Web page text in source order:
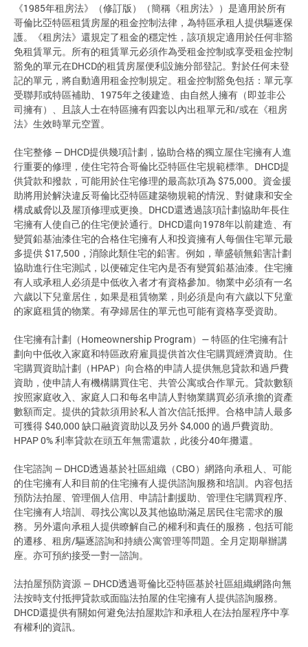
《1985年租房法》（修訂版）（簡稱《租房法》）是適用於所有
哥倫比亞特區租賃房屋的租金控制法律，為特區承租人提供驅逐保
護。《租房法》還規定了租金的穩定性，該項規定適用於任何非豁
免租賃單元。所有的租賃單元必須作為受租金控制或享受租金控制
豁免的單元在DHCD的租賃房屋便利設施分部登記。對於任何未登
記的單元，將自動適用租金控制規定。租金控制豁免包括：單元享
受聯邦或特區補助、1975年之後建造、由自然人擁有（即並非公
司擁有）、且該人士在特區擁有四套以內出租單元和/或在《租房
法》生效時單元空置。
住宅整修 — DHCD提供幾項計劃，協助合格的獨立屋住宅擁有人進
行重要的修理，使住宅符合哥倫比亞特區住宅規範標準。DHCD提
供貸款和撥款，可能用於住宅修理的最高款項為 $75,000。資金援
助將用於解決違反哥倫比亞特區建築物規範的情況、對健康和安全
構成威脅以及屋頂修理或更換。DHCD還透過該項計劃協助年長住
宅擁有人使自己的住宅便於通行。DHCD還向1978年以前建造、有
變質鉛基油漆住宅的合格住宅擁有人和投資擁有人每個住宅單元最
多提供 $17,500，消除此類住宅的鉛害。例如，華盛頓無鉛害計劃
協助進行住宅測試，以便確定住宅內是否有變質鉛基油漆。住宅擁
有人或承租人必須是中低收入者才有資格參加。物業中必須有一名
六歲以下兒童居住，如果是租賃物業，則必須是向有六歲以下兒童
的家庭租賃的物業。有孕婦居住的單元也可能有資格享受資助。
住宅擁有計劃（Homeownership Program）— 特區的住宅擁有計
劃向中低收入家庭和特區政府雇員提供首次住宅購買經濟資助。住
宅購買資助計劃（HPAP）向合格的申請人提供無息貸款和過戶費
資助，使申請人有機構購買住宅、共管公寓或合作單元。貸款數額
按照家庭收入、家庭人口和每名申請人對物業購買必須承擔的資產
數額而定。提供的貸款須用於私人首次信託抵押。合格申請人最多
可獲得 $40,000 缺口融資資助以及另外 $4,000 的過戶費資助。
HPAP 0% 利率貸款在頭五年無需還款，此後分40年攤還。
住宅諮詢 — DHCD透過基於社區組織（CBO）網路向承租人、可能
的住宅擁有人和目前的住宅擁有人提供諮詢服務和培訓。內容包括
預防法拍屋、管理個人信用、申請計劃援助、管理住宅購買程序、
住宅擁有人培訓、尋找公寓以及其他協助滿足居民住宅需求的服
務。另外還向承租人提供瞭解自己的權利和責任的服務，包括可能
的遷移、租房/驅逐諮詢和持續公寓管理等問題。全月定期舉辦講
座。亦可預約接受一對一諮詢。
法拍屋預防資源 — DHCD透過哥倫比亞特區基於社區組織網路向無
法按時支付抵押貸款或面臨法拍屋的住宅擁有人提供諮詢服務。
DHCD還提供有關如何避免法拍屋欺詐和承租人在法拍屋程序中享
有權利的資訊。